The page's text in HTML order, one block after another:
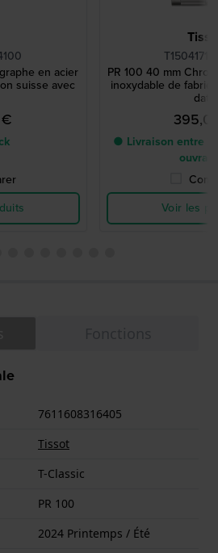
en acier
suisse avec
PR 100 40 mm
inoxydable de
date
● Livraison entre
Voir les
7611608316405
Tissot
T-Classic
PR 100
2024 Printemps / Été